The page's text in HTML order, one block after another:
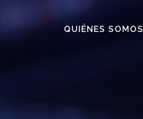
QUIÉNES SOMOS